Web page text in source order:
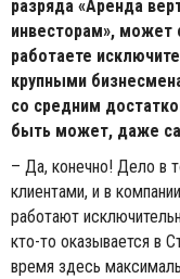
разряда «Аренда
инвесторам», может
работаете
крупными
со средним
быть может, даже
– Да, конечно! Дело в
клиентами, и в
работают
кто-то оказывается в
время здесь